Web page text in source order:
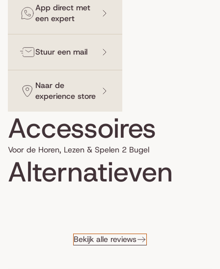
App direct met
een expert
Stuur een mail
Naar de
experience store
Accessoires
Voor de Horen, Lezen & Spelen 2 Bugel
Alternatieven
Bekijk alle reviews